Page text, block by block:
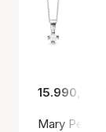
15.990,00
Mary